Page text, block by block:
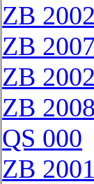
ZB
ZB
ZB
ZB
QS 000
ZB